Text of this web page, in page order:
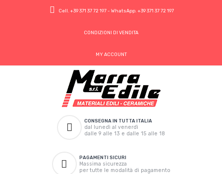
Cell. +39 371 37 72 197- WhatsApp. +39 371 37 72 197
CONDIZIONI DI VENDITA
MY ACCOUNT
CONSEGNA IN TUTTA ITALIA
dal lunedì al venerdì
dalle 9 alle 13 e dalle 15 alle 18
PAGAMENTI SICURI
Massima sicurezza
per tutte le modalità di pagamento